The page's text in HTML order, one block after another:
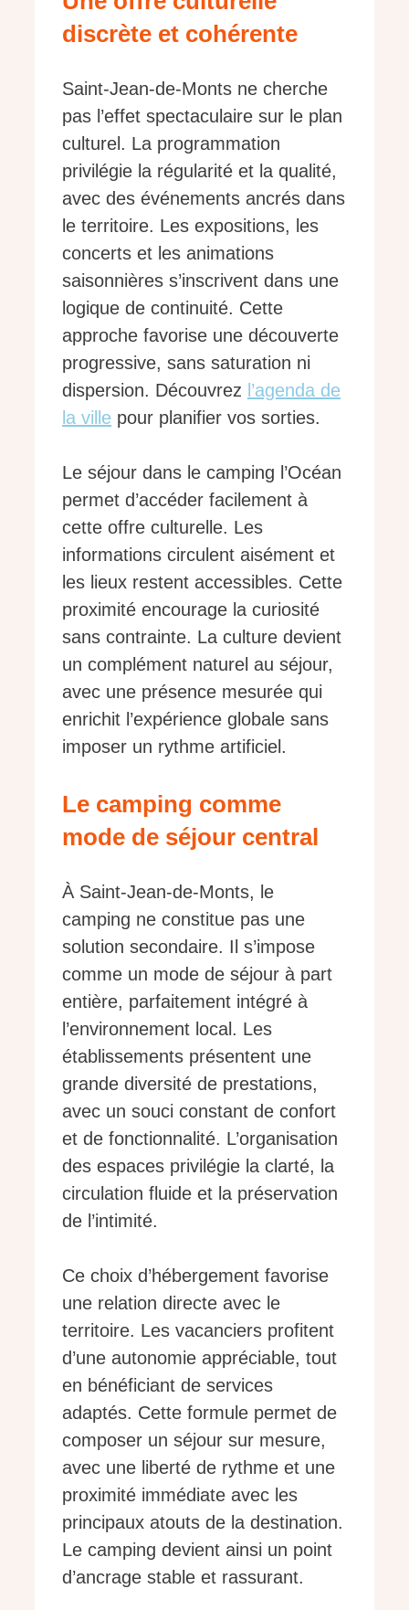
discrète et cohérente
Saint-Jean-de-Monts ne cherche
pas l’effet spectaculaire sur le plan
culturel. La programmation
privilégie la régularité et la qualité,
avec des événements ancrés dans
le territoire. Les expositions, les
concerts et les animations
saisonnières s’inscrivent dans une
logique de continuité. Cette
approche favorise une découverte
progressive, sans saturation ni
dispersion. Découvrez l’agenda de
la ville pour planifier vos sorties.
Le séjour dans le camping l’Océan
permet d’accéder facilement à
cette offre culturelle. Les
informations circulent aisément et
les lieux restent accessibles. Cette
proximité encourage la curiosité
sans contrainte. La culture devient
un complément naturel au séjour,
avec une présence mesurée qui
enrichit l’expérience globale sans
imposer un rythme artificiel.
Le camping comme
mode de séjour central
À Saint-Jean-de-Monts, le
camping ne constitue pas une
solution secondaire. Il s’impose
comme un mode de séjour à part
entière, parfaitement intégré à
l’environnement local. Les
établissements présentent une
grande diversité de prestations,
avec un souci constant de confort
et de fonctionnalité. L’organisation
des espaces privilégie la clarté, la
circulation fluide et la préservation
de l’intimité.
Ce choix d’hébergement favorise
une relation directe avec le
territoire. Les vacanciers profitent
d’une autonomie appréciable, tout
en bénéficiant de services
adaptés. Cette formule permet de
composer un séjour sur mesure,
avec une liberté de rythme et une
proximité immédiate avec les
principaux atouts de la destination.
Le camping devient ainsi un point
d’ancrage stable et rassurant.